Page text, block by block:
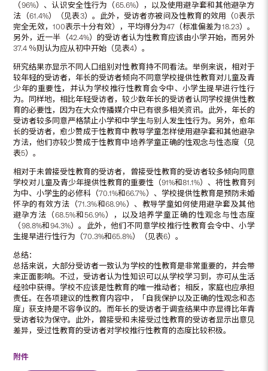
（96%）、认识安全性行为（65.6%），以及使用避孕套和其他避孕方
法（61.4%）（见表3）。此外，受访者亦被问及性教育的效用（0表示
完全无效，100表示十分有效），平均得分为47（标准偏差为18.23）。
另外，近一半（42.4%）的受访者认为性教育应该由小学开始，而另外
37.4 ％则认为应从初中开始（见表4）。
研究结果亦显示不同人口组别对性教育持不同看法。举例来说，相对于
较年轻的受访者，年长的受访者倾向不同意学校提供性教育对儿童及青
少年的重要性，并认为学校推行性教育会令中、小学生提早进行性行
为。同样地，相比年轻受访者，较少数年长的受访者认同学校提供性教
育的必要性，因为在大众传播媒介中已有很多相关资讯。此外，年长的
受访者较多同意严格禁止小学和中学生与别人发生性行为。另外，愈年
长的受访者，愈少赞成于性教育中教导学童怎样使用避孕套和其他避孕
方法，他们亦较少赞成于性教育中培养学童正确的性观念与性态度（见
表5）。
相对于未曾接受性教育的受访者，曾接受性教育的受访者较多倾向同意
学校对儿童及青少年提供性教育的重要性（91%和81.1%）、将性教育列
为中、小学生的必修科（70.1%和66.7%）、学校提供性教育是预防未婚
怀孕的有效方法（71.3%和68.9%）、教导学童如何使用避孕套及其他
避孕方法（68.5%和56.9%），以及培养学童正确的性观念与性态度
（98.8%和94.3%）。此外，他们不同意学校推行性教育会令中、小学
生提早进行性行为（70.3%和65.8%）（见表6）。
总结：
总括来说，大部分受访者一致认为学校的性教育是非常重要的，并会带
来正面影响。不过，受访者认为性知识可以从学校学习到，亦可从生活
经验中获得。学校不应该是性教育的唯一推动者；相反，家庭也应承担
责任。在各项建议的性教育内容中，「自我保护以及正确的性观念和态
度」获支持是不容争议的。而年长的受访者于调查结果中亦显得比年青
受访者较为保守。此外，曾接受和未接受过性教育的受访者显示出意见
差异，受过性教育的受访者对学校推行性教育的态度比较积极。
附件